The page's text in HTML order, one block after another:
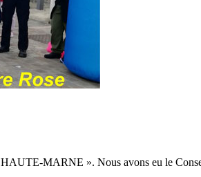
MARNE ». Nous avons eu le